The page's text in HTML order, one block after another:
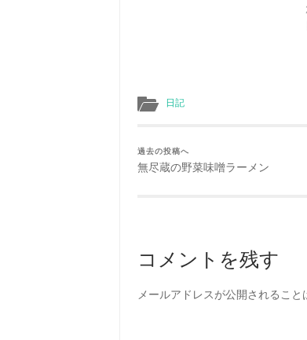
日記
過去の投稿へ
無尽蔵の野菜味噌ラーメン
コメントを残す
メールアドレスが公開されること